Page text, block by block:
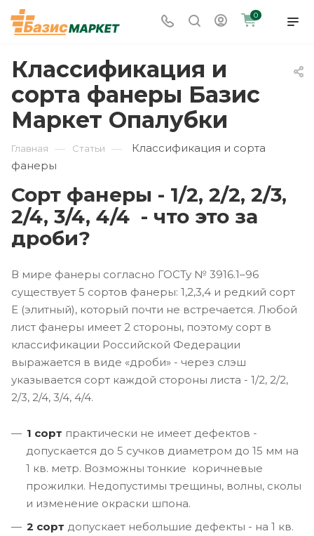
0
Классификация и
сорта фанеры Базис
Маркет Опалубки
Главная — Статьи —
Классификация и сорта
фанеры
Сорт фанеры - 1/2, 2/2, 2/3,
2/4, 3/4, 4/4 - что это за
дроби?
В мире фанеры согласно ГОСТу № 3916.1–96
существует 5 сортов фанеры: 1,2,3,4 и редкий сорт
Е (элитный), который почти не встречается. Любой
лист фанеры имеет 2 стороны, поэтому сорт в
классификации Российской Федерации
выражается в виде «дроби» - через слэш
указывается сорт каждой стороны листа - 1/2, 2/2,
2/3, 2/4, 3/4, 4/4.
1 сорт практически не имеет дефектов -
допускается до 5 сучков диаметром до 15 мм на
1 кв. метр. Возможны тонкие коричневые
прожилки. Недопустимы трещины, волны, сколы
и изменение окраски шпона.
2 сорт допускает небольшие дефекты - на 1 кв.